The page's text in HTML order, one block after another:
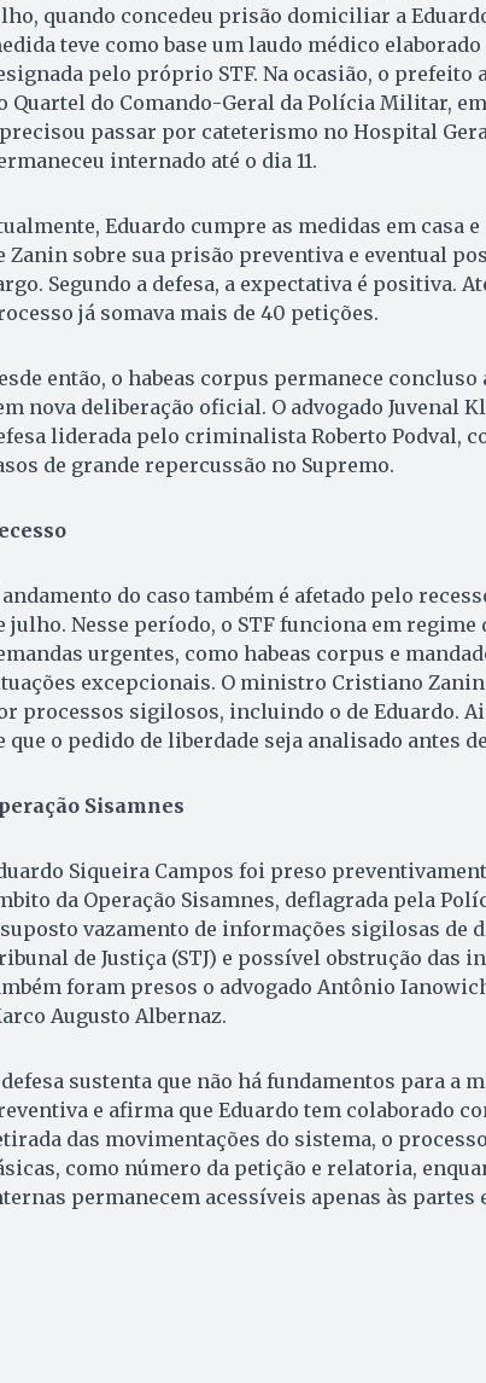
quando concedeu prisão domiciliar a
teve como base um laudo médico
pelo próprio STF. Na ocasião, o prefeito
Quartel do Comando-Geral da Polícia Militar,
passar por cateterismo no Hospital
internado até o dia 11.
Eduardo cumpre as medidas em casa
Zanin sobre sua prisão preventiva e eventual
Segundo a defesa, a expectativa é positiva.
já somava mais de 40 petições.
então, o habeas corpus permanece
nova deliberação oficial. O advogado Juvenal
liderada pelo criminalista Roberto Podval,
de grande repercussão no Supremo.
andamento do caso também é afetado pelo
julho. Nesse período, o STF funciona em regime
urgentes, como habeas corpus e
excepcionais. O ministro Cristiano
processos sigilosos, incluindo o de Eduardo.
que o pedido de liberdade seja analisado antes
Sisamnes
Siqueira Campos foi preso
da Operação Sisamnes, deflagrada pela
vazamento de informações sigilosas de
de Justiça (STJ) e possível obstrução das
foram presos o advogado Antônio
Augusto Albernaz.
defesa sustenta que não há fundamentos para a
e afirma que Eduardo tem colaborado
das movimentações do sistema, o
como número da petição e relatoria,
permanecem acessíveis apenas às partes